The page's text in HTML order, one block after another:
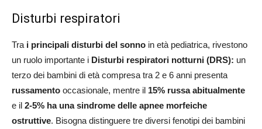
Disturbi respiratori
Tra i principali disturbi del sonno in età pediatrica, rivestono
un ruolo importante i Disturbi respiratori notturni (DRS): un
terzo dei bambini di età compresa tra 2 e 6 anni presenta
russamento occasionale, mentre il 15% russa abitualmente
e il 2-5% ha una sindrome delle apnee morfeiche
ostruttive. Bisogna distinguere tre diversi fenotipi dei bambini